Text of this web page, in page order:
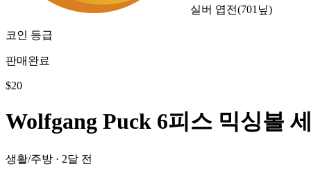
실버 엽전(701 닢)
코인 등급
판매완료
$20
Wolfgang Puck 6피스 믹싱볼
생활/주방 · 2달 전